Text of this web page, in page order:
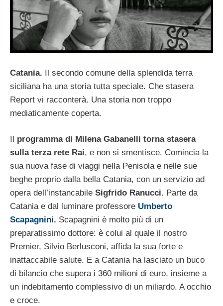
Catania. Il secondo comune della splendida terra
siciliana ha una storia tutta speciale. Che stasera
Report vi racconterà. Una storia non troppo
mediaticamente coperta.
programma di Milena Gabanelli torna stasera
sulla terza rete Rai, e non si smentisce. Comincia la
sua nuova fase di viaggi nella Penisola e nelle sue
beghe proprio dalla bella Catania, con un servizio ad
opera dell’instancabile Sigfrido Ranucci. Parte da
Catania e dal luminare professore Umberto
Scapagnini. Scapagnini è molto più di un
preparatissimo dottore: è colui al quale il nostro
Premier, Silvio Berlusconi, affida la sua forte e
inattaccabile salute. E a Catania ha lasciato un buco
di bilancio che supera i 360 milioni di euro, insieme a
un indebitamento complessivo di un miliardo. A occhio
e croce.